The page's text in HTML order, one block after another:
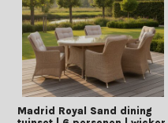
Madrid Royal Sand dining